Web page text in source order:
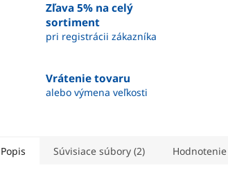
Zľava 5% na celý
sortiment
pri registrácii zákazníka
Vrátenie tovaru
alebo výmena veľkosti
Popis Súvisiace súbory (2) Hodnotenie